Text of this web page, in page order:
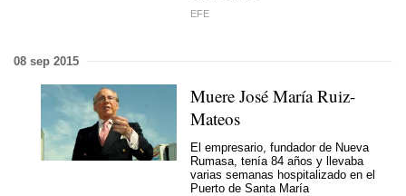
EFE
08 sep 2015
Muere José María Ruiz-
Mateos
El empresario, fundador de Nueva
Rumasa, tenía 84 años y llevaba
varias semanas hospitalizado en el
Puerto de Santa María